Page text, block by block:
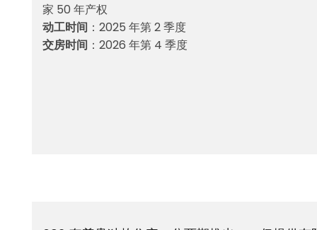
家 50 年产权
动工时间 ：2025 年第 2 季度
交房时间 ：2026 年第 4 季度